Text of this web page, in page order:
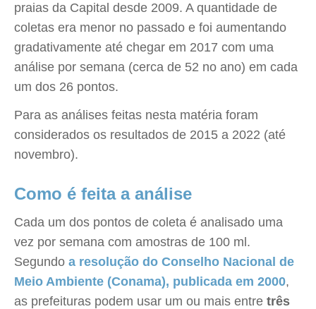
praias da Capital desde 2009. A quantidade de
coletas era menor no passado e foi aumentando
gradativamente até chegar em 2017 com uma
análise por semana (cerca de 52 no ano) em cada
um dos 26 pontos.
Para as análises feitas nesta matéria foram
considerados os resultados de 2015 a 2022 (até
novembro).
Como é feita a análise
Cada um dos pontos de coleta é analisado uma
vez por semana com amostras de 100 ml.
Segundo a resolução do Conselho Nacional de
Meio Ambiente (Conama), publicada em 2000,
as prefeituras podem usar um ou mais entre três